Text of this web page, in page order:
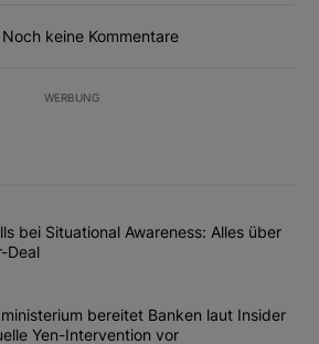
Noch keine Kommentare
WERBUNG
Liste der am meisten kommentierten
Titel "Margin Calls bei Situational
bei Situational Awareness: Alles über
Deal
Titel "US-Finanzministerium bereitet
bereitet Banken laut Insider
Yen-Intervention vor